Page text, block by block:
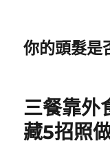
你的頭髮是
三餐靠外
藏5招照